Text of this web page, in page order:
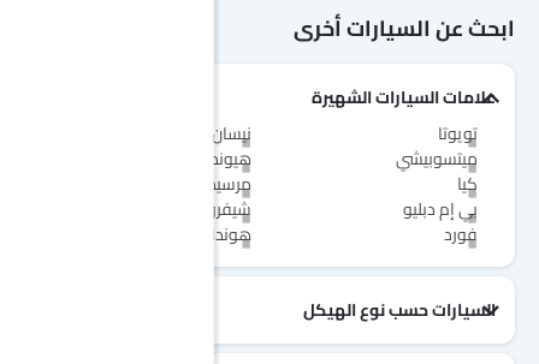
ابحث عن السيارات أخرى
علامات السيارات الشهيرة
تويوتا
نيسان
ميتسوبيشي
هيونداي
كيا
مرسيدس-بنز
بي إم دبليو
شيفروليه
فورد
هوندا
السيارات حسب نوع الهيكل